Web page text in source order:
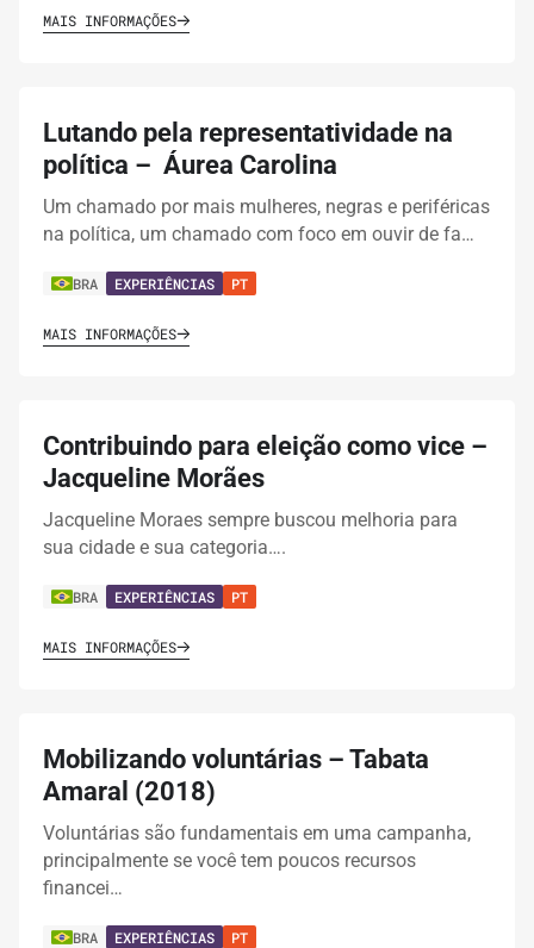
MAIS INFORMAÇÕES
Lutando pela representatividade na
política – Áurea Carolina
Um chamado por mais mulheres, negras e periféricas
na política, um chamado com foco em ouvir de fa…
BRA EXPERIÊNCIAS PT
MAIS INFORMAÇÕES
Contribuindo para eleição como vice –
Jacqueline Morães
Jacqueline Moraes sempre buscou melhoria para
sua cidade e sua categoria….
BRA EXPERIÊNCIAS PT
MAIS INFORMAÇÕES
Mobilizando voluntárias – Tabata
Amaral (2018)
Voluntárias são fundamentais em uma campanha,
principalmente se você tem poucos recursos
financei…
BRA EXPERIÊNCIAS PT